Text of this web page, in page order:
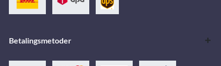
Betalingsmetoder